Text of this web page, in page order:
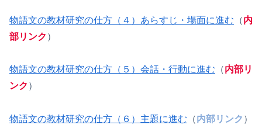
物語文の教材研究の仕方（４）あらすじ・場面に進む （内
部リンク ）
物語文の教材研究の仕方（５）会話・行動に進む （内部リ
ンク ）
物語文の教材研究の仕方（６）主題に進む （内部リンク ）